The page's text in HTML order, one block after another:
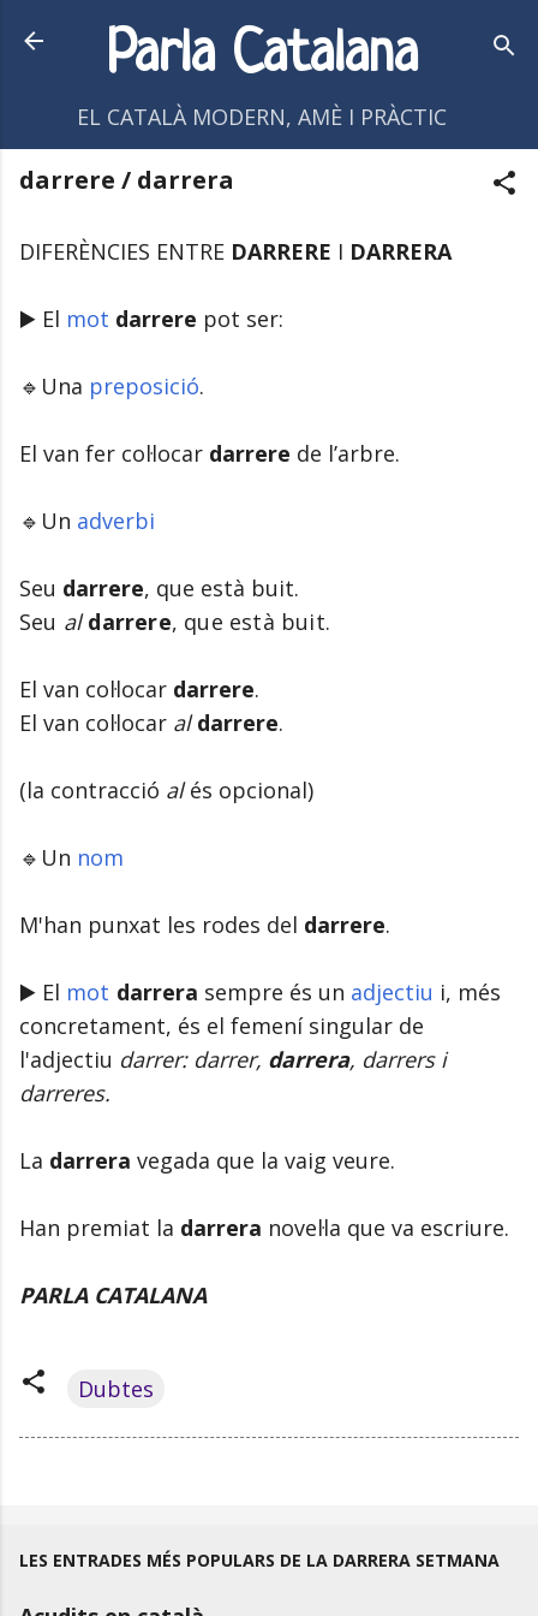
Salta al contingut principal
Parla Catalana
EL CATALÀ MODERN, AMÈ I PRÀCTIC
darrere / darrera
DIFERÈNCIES ENTRE DARRERE I DARRERA
▶️ El mot darrere pot ser:
🔹Una preposició.
El van fer col·locar darrere de l’arbre.
🔹Un adverbi
Seu darrere, que està buit.
Seu al darrere, que està buit.
El van col·locar darrere.
El van col·locar al darrere.
(la contracció alés opcional)
🔹Un nom
M'han punxat les rodes del darrere.
▶️ El mot darrera sempre és un adjectiu i, més
concretament, és el femení singular de
l'adjectiu darrer: darrer, darrera, darrers i
darreres.
La darrera vegada que la vaig veure.
Han premiat la darrera novel·la que va escriure.
PARLA CATALANA
Dubtes
LES ENTRADES MÉS POPULARS DE LA DARRERA SETMANA